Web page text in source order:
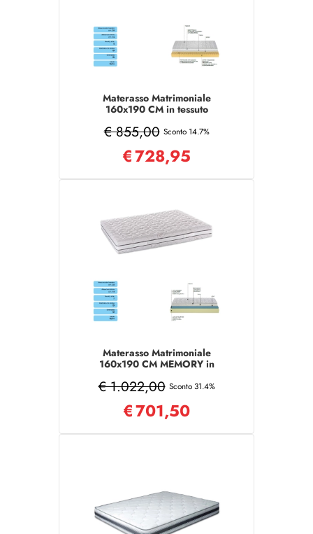
Materasso Matrimoniale
160x190 CM in tessuto
€ 855,00 Sconto 14.7%
€728,95
Materasso Matrimoniale
160x190 CM MEMORY in
€ 1.022,00 Sconto 31.4%
€701,50